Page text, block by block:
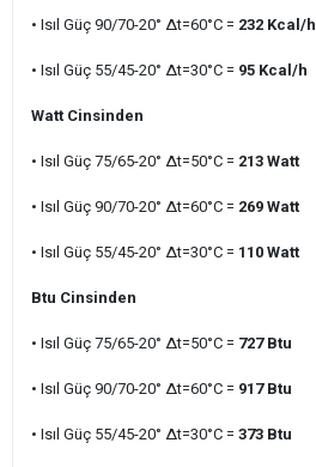
• Isıl Güç 90/70-20° ∆t=60°C = 232 Kcal/h
• Isıl Güç 55/45-20° ∆t=30°C = 95 Kcal/h
Watt Cinsinden
• Isıl Güç 75/65-20° ∆t=50°C = 213 Watt
• Isıl Güç 90/70-20° ∆t=60°C = 269 Watt
• Isıl Güç 55/45-20° ∆t=30°C = 110 Watt
Btu Cinsinden
• Isıl Güç 75/65-20° ∆t=50°C = 727 Btu
• Isıl Güç 90/70-20° ∆t=60°C = 917 Btu
• Isıl Güç 55/45-20° ∆t=30°C = 373 Btu